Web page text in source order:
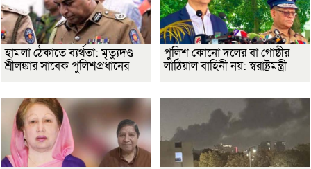
হামলা ঠেকাতে ব্যর্থতা: মৃত্যুদণ্ড
শ্রীলঙ্কার সাবেক পুলিশপ্রধানের
পুলিশ কোনো দলের বা গোষ্ঠীর
লাঠিয়াল বাহিনী নয়: স্বরাষ্ট্রমন্ত্রী